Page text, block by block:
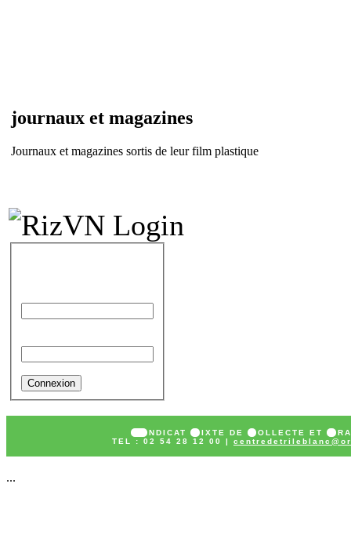
journaux et magazines
Journaux et magazines sortis de leur film plastique
SY NDICAT MIXTE DE COLLECTE ET T
TEL : 02 54 28 12 00 |
...